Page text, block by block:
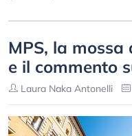
MPS, la mossa
e il commento
Laura Naka Antonelli